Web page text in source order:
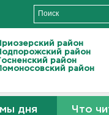
район
район
район
район
дня Что